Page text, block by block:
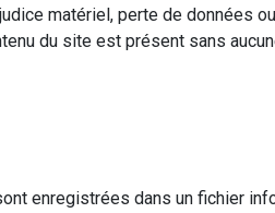
matériel, perte de données
du site est présent sans
enregistrées dans un fichier